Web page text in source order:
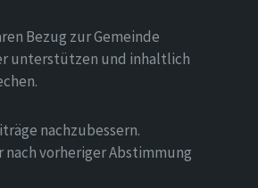
Bezug zur Gemeinde
unterstützen und inhaltlich
nachzubessern.
vorheriger Abstimmung